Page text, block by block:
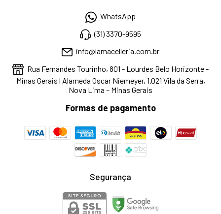
WhatsApp
(31) 3370-9595
info@lamacelleria.com.br
Rua Fernandes Tourinho, 801 - Lourdes Belo Horizonte -
Minas Gerais | Alameda Oscar Niemeyer, 1.021 Vila da Serra,
Nova Lima – Minas Gerais
Formas de pagamento
Segurança